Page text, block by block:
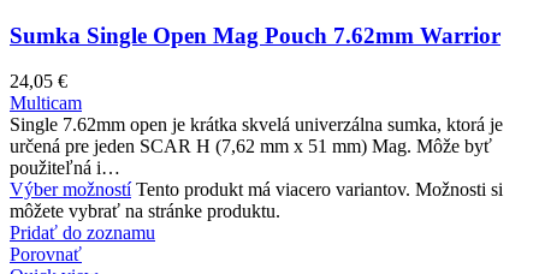
Sumka Single Open Mag Pouch 7.62mm Warrior
24,05 €
Multicam
Single 7.62mm open je krátka skvelá univerzálna sumka, ktorá je
určená pre jeden SCAR H (7,62 mm x 51 mm) Mag. Môže byť
použiteľná i…
Výber možností Tento produkt má viacero variantov. Možnosti si
môžete vybrať na stránke produktu.
Pridať do zoznamu
Porovnať